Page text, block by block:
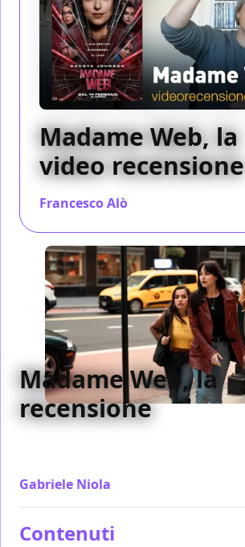
Madame Web, la
video recensione
Francesco Alò
Madame Web, la
recensione
Gabriele Niola
Contenuti